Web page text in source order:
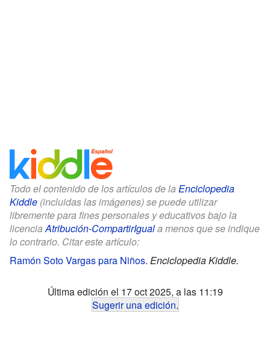
Todo el contenido de los artículos de la Enciclopedia
Kiddle (incluidas las imágenes) se puede utilizar
libremente para fines personales y educativos bajo la
licenciaAtribución-CompartirIguala menos que se indique
lo contrario. Citar este artículo:
Ramón Soto Vargas para Niños. Enciclopedia Kiddle.
Última edición el 17 oct 2025, a las 11:19
Sugerir una edición.